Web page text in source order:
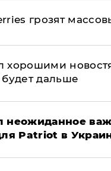
грозят
хорошими
дальше
неожиданное
Patriot в